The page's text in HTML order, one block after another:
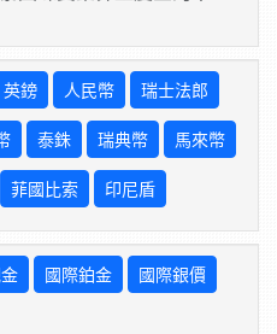
英鎊 人民幣 瑞士法郎
泰銖 瑞典幣 馬來幣
菲國比索 印尼盾
國際鉑金 國際銀價